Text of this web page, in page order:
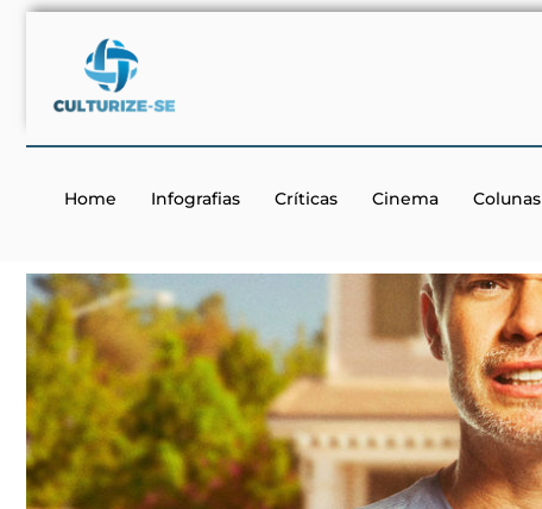
Home Infografias Críticas Cinema Colunas